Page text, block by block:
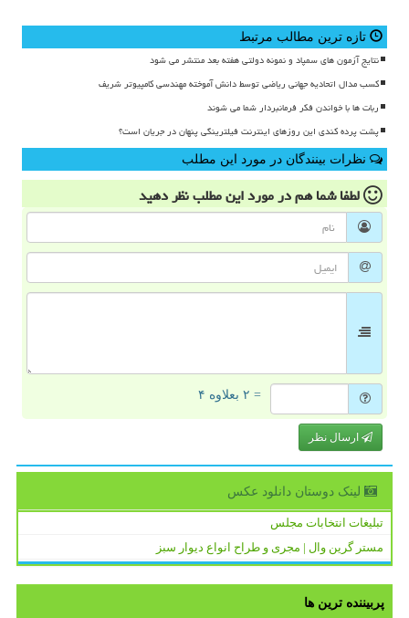
تازه ترین مطالب مرتبط
نتایج آزمون های سمپاد و نمونه دولتی هفته بعد منتشر می شود
کسب مدال اتحادیه جهانی ریاضی توسط دانش آموخته مهندسی کامپیوتر شریف
ربات ها با خواندن فکر فرمانبردار شما می شوند
پشت پرده کندی این روزهای اینترنت فیلترینگی پنهان در جریان است؟
نظرات بینندگان در مورد این مطلب
لطفا شما همدر مورد این مطلبنظر دهید
= ۲ بعلاوه ۴
ارسال نظر
لینک دوستان دانلود عكس
تبلیغات انتخابات مجلس
مستر گرین وال | مجری و طراح انواع دیوار سبز
پربیننده ترین ها